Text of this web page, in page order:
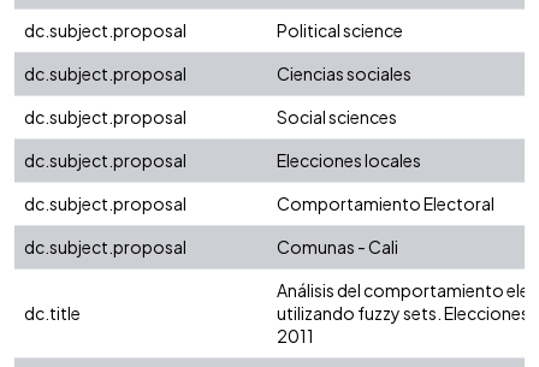
dc.subject.proposal
Political science
dc.subject.proposal
Ciencias sociales
dc.subject.proposal
Social sciences
dc.subject.proposal
Elecciones locales
dc.subject.proposal
Comportamiento Electoral
dc.subject.proposal
Comunas - Cali
dc.title
Análisis del comportamiento
utilizando fuzzy sets. Elecciones
2011